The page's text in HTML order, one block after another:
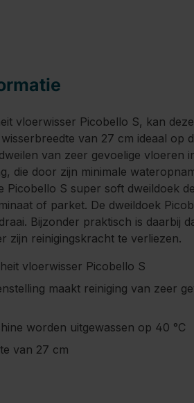
vloerwisser Picobello S, kan
van 27 cm ideaal op
van zeer gevoelige vloeren
die door zijn minimale
S super soft dweildoek
of parket. De dweildoek
Bijzonder praktisch is daarbij
zijn reinigingskracht te verliezen.
vloerwisser Picobello S
maakt reiniging van zeer
worden uitgewassen op 40 °C
van 27 cm